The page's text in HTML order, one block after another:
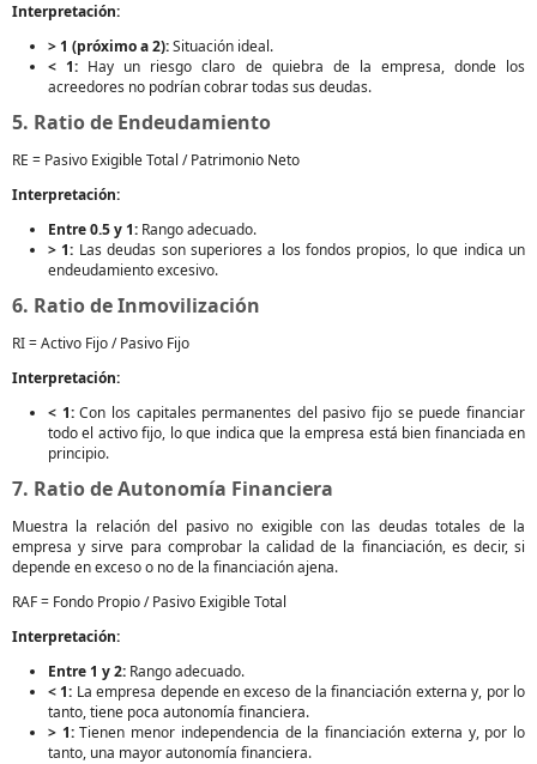
Interpretación:
> 1 (próximo a 2):Situación ideal.
< 1: Hay un riesgo claro de quiebra de la empresa, donde los
acreedores no podrían cobrar todas sus deudas.
5. Ratio de Endeudamiento
RE = Pasivo Exigible Total / Patrimonio Neto
Interpretación:
Entre 0.5 y 1: Rango adecuado.
> 1: Las deudas son superiores a los fondos propios, lo que indica un
endeudamiento excesivo.
6. Ratio de Inmovilización
RI = Activo Fijo / Pasivo Fijo
Interpretación:
< 1:Con los capitales permanentes del pasivo fijo se puede financiar
todo el activo fijo, lo que indica que la empresa está bien financiada en
principio.
7. Ratio de Autonomía Financiera
Muestra la relación del pasivo no exigible con las deudas totales de la
empresa y sirve para comprobar la calidad de la financiación, es decir, si
depende en exceso o no de la financiación ajena.
RAF = Fondo Propio / Pasivo Exigible Total
Interpretación:
Entre 1 y 2: Rango adecuado.
< 1: La empresa depende en exceso de la financiación externa y, por lo
tanto, tiene poca autonomía financiera.
> 1:Tienen menor independencia de la financiación externa y, por lo
tanto, una mayor autonomía financiera.